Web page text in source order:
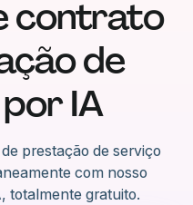
contrato
de
IA
prestação de serviço
com nosso
totalmente gratuito.